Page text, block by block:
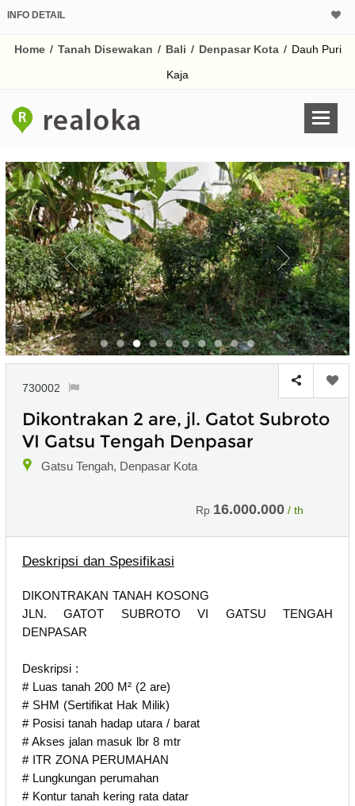
INFO DETAIL
Home / Tanah Disewakan / Bali / Denpasar Kota / Dauh Puri
Kaja
730002
Dikontrakan 2 are, jl. Gatot Subroto
VI Gatsu Tengah Denpasar
Gatsu Tengah, Denpasar Kota
Rp 16.000.000 / th
Deskripsi dan Spesifikasi
DIKONTRAKAN TANAH KOSONG
JLN. GATOT SUBROTO VI GATSU TENGAH
DENPASAR
Deskripsi :
# Luas tanah 200 M² (2 are)
# SHM (Sertifikat Hak Milik)
# Posisi tanah hadap utara / barat
# Akses jalan masuk lbr 8 mtr
# ITR ZONA PERUMAHAN
# Lungkungan perumahan
# Kontur tanah kering rata datar